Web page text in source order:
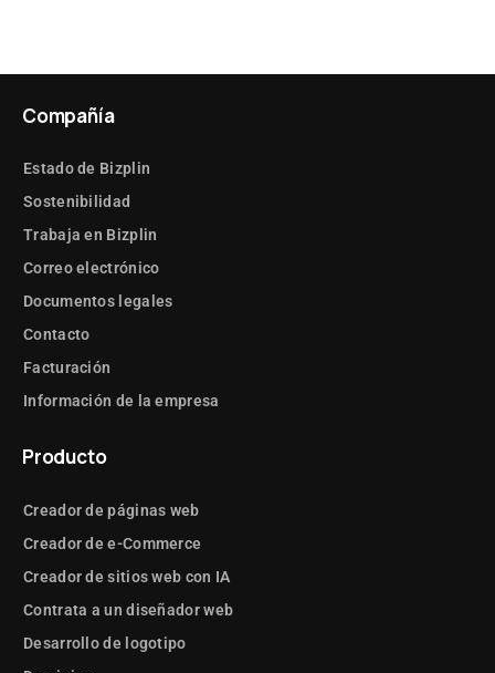
Compañía
Estado de Bizplin
Sostenibilidad
Trabaja en Bizplin
Correo electrónico
Documentos legales
Contacto
Facturación
Información de la empresa
Producto
Creador de páginas web
Creador de e-Commerce
Creador de sitios web con IA
Contrata a un diseñador web
Desarrollo de logotipo